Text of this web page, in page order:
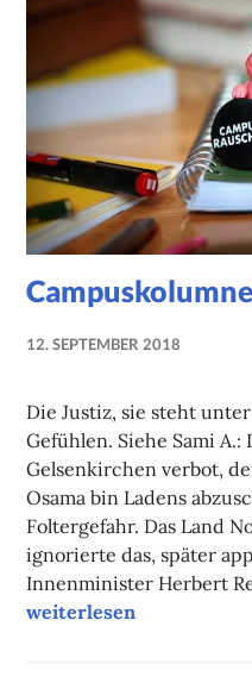
Campuskolumne
12. SEPTEMBER 2018
Die Justiz, sie steht
Gefühlen. Siehe Sami
Gelsenkirchen verbot,
Osama bin Ladens
Foltergefahr. Das Land
ignorierte das, später
Innenminister Herbert
Campuskolumne
weiterlesen